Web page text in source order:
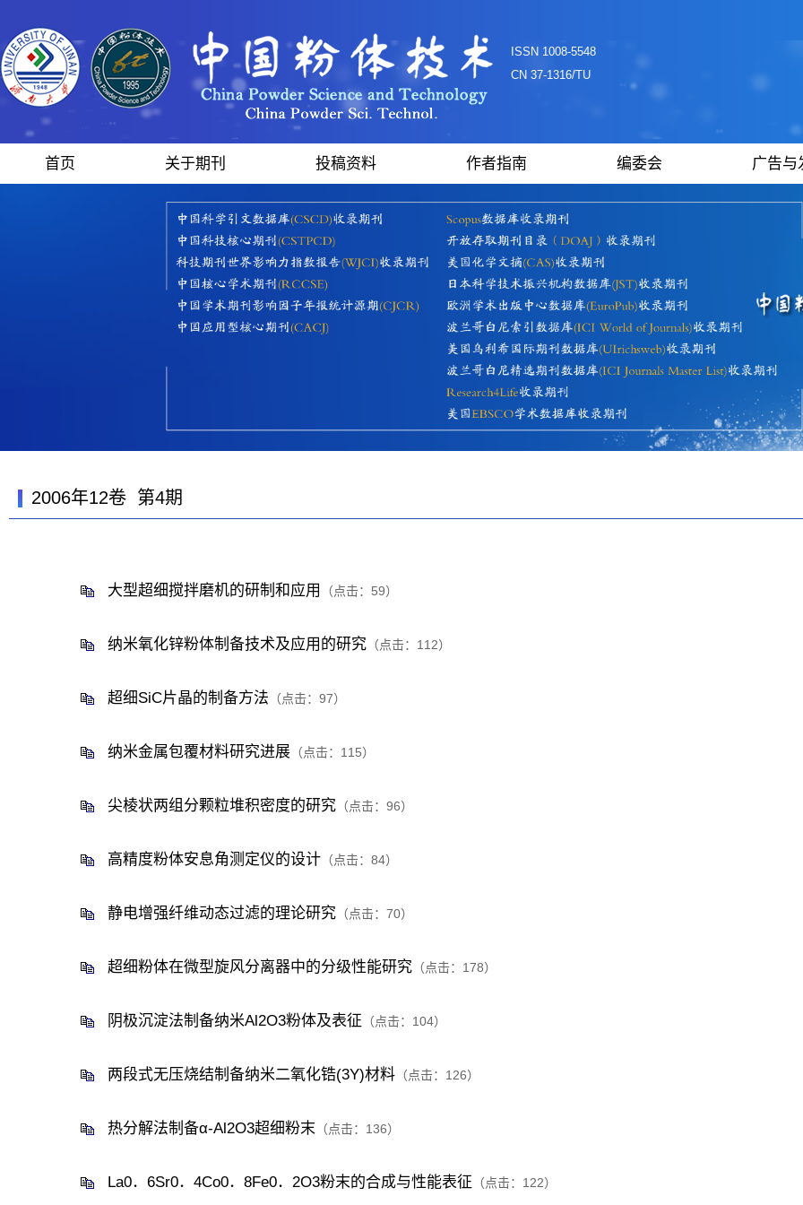
ISSN 1008-5548
CN 37-1316/TU
首页 关于期刊 投稿资料 作者指南 编委会 广告与
2006年12卷 第4期
大型超细搅拌磨机的研制和应用 （点击： 59）
纳米氧化锌粉体制备技术及应用的研究 （点击： 112）
超细SiC片晶的制备方法 （点击： 97）
纳米金属包覆材料研究进展 （点击： 115）
尖棱状两组分颗粒堆积密度的研究 （点击： 96）
高精度粉体安息角测定仪的设计 （点击： 84）
静电增强纤维动态过滤的理论研究 （点击： 70）
超细粉体在微型旋风分离器中的分级性能研究 （点击： 178）
阴极沉淀法制备纳米Al2O3粉体及表征 （点击： 104）
两段式无压烧结制备纳米二氧化锆(3Y)材料 （点击： 126）
热分解法制备α-Al2O3超细粉末 （点击： 136）
La0．6Sr0．4Co0．8Fe0．2O3粉末的合成与性能表征 （点击： 122）